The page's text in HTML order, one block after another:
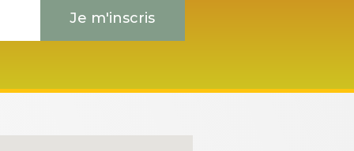
Je m'inscris